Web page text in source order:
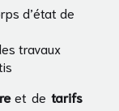
d’état de
travaux
et detarifs